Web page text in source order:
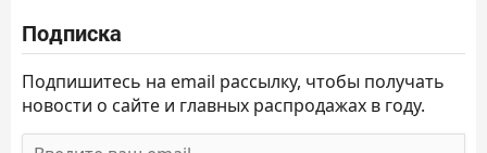
Подписка
Подпишитесь на email рассылку, чтобы получать
новости о сайте и главных распродажах в году.